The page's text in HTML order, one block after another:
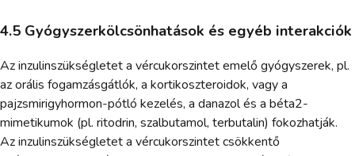
4.5 Gyógyszerkölcsönhatások és egyéb interakciók
Az inzulinszükségletet a vércukorszintet emelő gyógyszerek, pl.
az orális fogamzásgátlók, a kortikoszteroidok, vagy a
pajzsmirigyhormon-pótló kezelés, a danazol és a béta2-
mimetikumok (pl. ritodrin, szalbutamol, terbutalin) fokozhatják.
Az inzulinszükségletet a vércukorszintet csökkentő